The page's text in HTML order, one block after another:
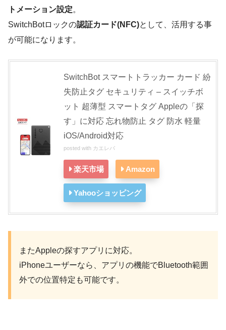
トメーション設定。
SwitchBotロックの認証カード(NFC)として、活用する事
が可能になります。
SwitchBot スマートトラッカー カード 紛
失防止タグ セキュリティ – スイッチボ
ット 超薄型 スマートタグ Appleの「探
す」に対応 忘れ物防止 タグ 防水 軽量
iOS/Android対応
posted with カエレバ
楽天市場 Amazon
Yahooショッピング
またAppleの探すアプリに対応。
iPhoneユーザーなら、アプリの機能でBluetooth範囲
外での位置特定も可能です。